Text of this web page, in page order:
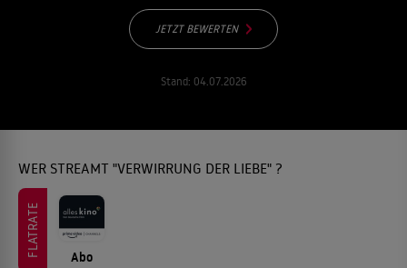
JETZT BEWERTEN
Stand: 04.07.2026
WER STREAMT "VERWIRRUNG DER LIEBE" ?
FLATRATE Abo